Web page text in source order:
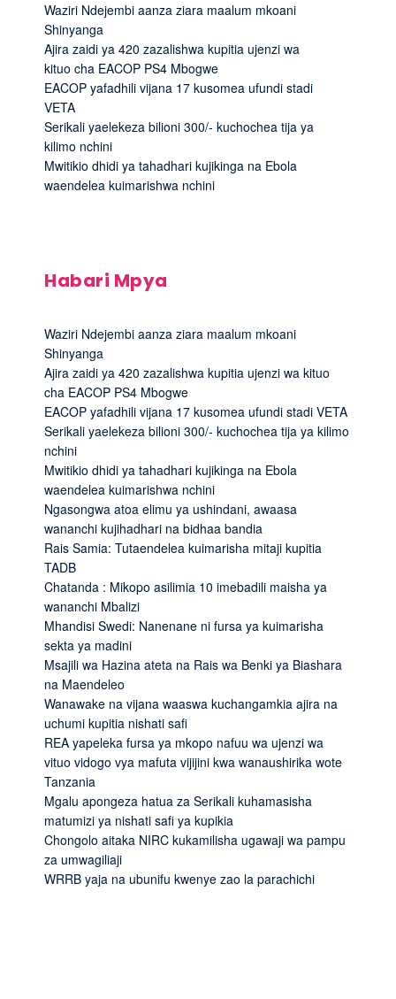
Waziri Ndejembi aanza ziara maalum mkoani
Shinyanga
Ajira zaidi ya 420 zazalishwa kupitia ujenzi wa
kituo cha EACOP PS4 Mbogwe
EACOP yafadhili vijana 17 kusomea ufundi stadi
VETA
Serikali yaelekeza bilioni 300/- kuchochea tija ya
kilimo nchini
Mwitikio dhidi ya tahadhari kujikinga na Ebola
waendelea kuimarishwa nchini
Habari Mpya
Waziri Ndejembi aanza ziara maalum mkoani
Shinyanga
Ajira zaidi ya 420 zazalishwa kupitia ujenzi wa kituo
cha EACOP PS4 Mbogwe
EACOP yafadhili vijana 17 kusomea ufundi stadi VETA
Serikali yaelekeza bilioni 300/- kuchochea tija ya kilimo
nchini
Mwitikio dhidi ya tahadhari kujikinga na Ebola
waendelea kuimarishwa nchini
Ngasongwa atoa elimu ya ushindani, awaasa
wananchi kujihadhari na bidhaa bandia
Rais Samia: Tutaendelea kuimarisha mitaji kupitia
TADB
Chatanda : Mikopo asilimia 10 imebadili maisha ya
wananchi Mbalizi
Mhandisi Swedi: Nanenane ni fursa ya kuimarisha
sekta ya madini
Msajili wa Hazina ateta na Rais wa Benki ya Biashara
na Maendeleo
Wanawake na vijana waaswa kuchangamkia ajira na
uchumi kupitia nishati safi
REA yapeleka fursa ya mkopo nafuu wa ujenzi wa
vituo vidogo vya mafuta vijijini kwa wanaushirika wote
Tanzania
Mgalu apongeza hatua za Serikali kuhamasisha
matumizi ya nishati safi ya kupikia
Chongolo aitaka NIRC kukamilisha ugawaji wa pampu
za umwagiliaji
WRRB yaja na ubunifu kwenye zao la parachichi